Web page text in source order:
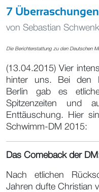
7
von Sebastian
Die Berichterstattung zu den Deutschen
(13.04.2015) Vier
hinter uns. Bei den
Berlin gab es
Spitzenzeiten und
Enttäuschung. Hier
Schwimm-DM 2015:
Das Comeback der
Nach etlichen
Jahren dufte Christian